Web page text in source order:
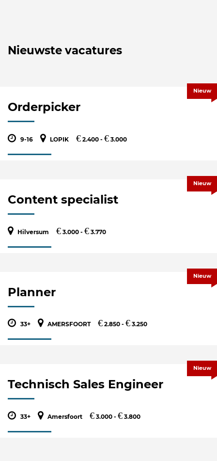
Nieuwste vacatures
Orderpicker
9-16 LOPIK € 2.400 - € 3.000
Nieuw
Content specialist
Hilversum € 3.000 - € 3.770
Nieuw
Planner
33+ AMERSFOORT € 2.850 - € 3.250
Nieuw
Technisch Sales Engineer
33+ Amersfoort € 3.000 - € 3.800
Nieuw